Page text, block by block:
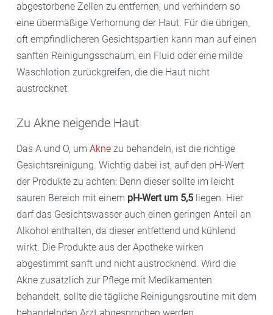
abgestorbene Zellen zu entfernen, und verhindern so
eine übermäßige Verhornung der Haut. Für die übrigen,
oft empfindlicheren Gesichtspartien kann man auf einen
sanften Reinigungsschaum, ein Fluid oder eine milde
Waschlotion zurückgreifen, die die Haut nicht
austrocknet.
Zu Akne neigende Haut
Das A und O, um Akne zu behandeln, ist die richtige
Gesichtsreinigung. Wichtig dabei ist, auf den pH-Wert
der Produkte zu achten: Denn dieser sollte im leicht
sauren Bereich mit einem pH-Wert um 5,5 liegen. Hier
darf das Gesichtswasser auch einen geringen Anteil an
Alkohol enthalten, da dieser entfettend und kühlend
wirkt. Die Produkte aus der Apotheke wirken
abgestimmt sanft und nicht austrocknend. Wird die
Akne zusätzlich zur Pflege mit Medikamenten
behandelt, sollte die tägliche Reinigungsroutine mit dem